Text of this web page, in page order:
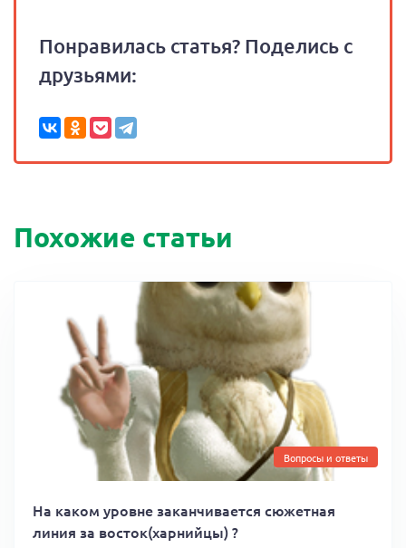
Понравилась статья? Поделись с
друзьями:
Похожие статьи
Вопросы и ответы
На каком уровне заканчивается сюжетная
линия за восток(харнийцы) ?